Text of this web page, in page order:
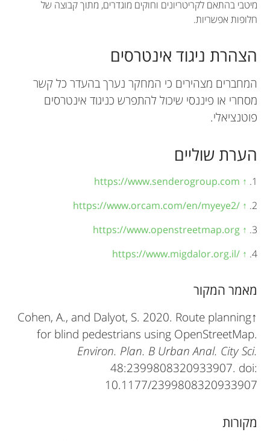
מיטבי בהתאם לקריטריונים וחוקים מוגדרים, ​​מתוך קבוצה של
חלופות אפשריות.
הצהרת ניגוד אינטרסים
המחברים מצהירים כי המחקר נערך בהעדר כל קשר
מסחרי או פיננסי שיכול להתפרש כניגוד אינטרסים
פוטנציאלי.
הערת שוליים
1.
↑
https://www.senderogroup.com
2.
↑
https://www.orcam.com/en/myeye2/
3.
↑
https://www.openstreetmap.org
4.
↑
https://www.migdalor.org.il/
מאמר המקור
↑
Cohen, A., and Dalyot, S. 2020. Route planning
for blind pedestrians using OpenStreetMap.
Environ. Plan. B Urban Anal. City Sci.
48:2399808320933907. doi:
10.1177/2399808320933907
מקורות